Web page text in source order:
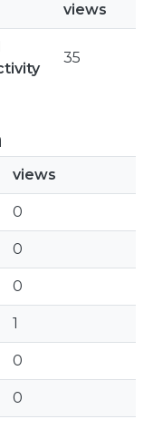
views
35
views
0
0
0
1
0
0